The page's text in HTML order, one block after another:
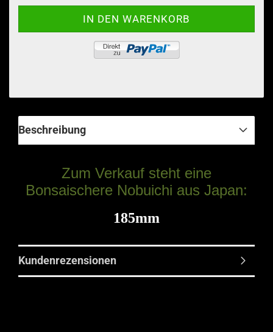
Beschreibung
Zum Verkauf steht eine
Bonsaischere Nobuichi aus Japan:
185mm
Kundenrezensionen